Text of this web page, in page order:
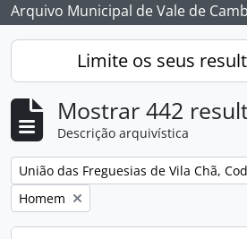
Arquivo Municipal de Vale de
Limite os seus
Mostrar 442
Descrição arquivística
Remover filtro:
Remover filtro:
Homem